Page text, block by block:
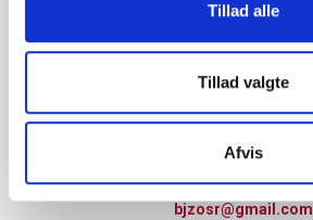
Tillad alle
Tillad valgte
Afvis
Firmainfo
Bjerning Zoneterapi
28 15 21 66
Email:
bjzosr@gmail.com